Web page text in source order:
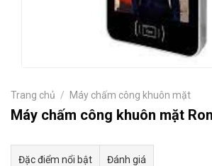
Trang chủ / Máy chấm công khuôn mặt
Máy chấm công khuôn mặt
Đặc điểm nổi bật Đánh giá